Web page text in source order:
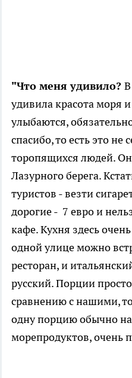
"Что меня удивило?
удивила красота моря
улыбаются,
спасибо, то есть это не
торопящихся людей.
Лазурного берега.
туристов - везти
дорогие - 7 евро и
кафе. Кухня здесь
одной улице можно
ресторан, и
русский. Порции
сравнению с нашими,
одну порцию обычно
морепродуктов, очень